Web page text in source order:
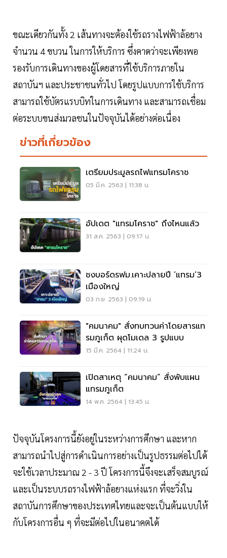
ขณะเดียวกันทั้ง 2 เส้นทางจะต้องใช้รถรางไฟฟ้าล้อยาง
จำนวน 4 ขบวน ในการให้บริการ ซึ่งคาดว่าจะเพียงพอ
รองรับการเดินทางของผู้โดยสารที่ใช้บริการภายใน
สถาบันฯ และประชาชนทั่วไป โดยรูปแบบการใช้บริการ
สามารถใช้บัตรแรบบิทในการเดินทาง และสามารถเชื่อม
ต่อระบบขนส่งมวลชนในปัจจุบันได้อย่างต่อเนื่อง
ข่าวที่เกี่ยวข้อง
เตรียมประมูลรถไฟแทรมโคราช
05 มี.ค. 2563 | 11:38 น.
อัปเดต "แทรมโคราช" ถึงไหนแล้ว
31 ส.ค. 2563 | 09:17 น.
ชงบอร์ดรฟม.เคาะปลายปี ‘แทรม’3
เมืองใหญ่
03 ก.ย. 2563 | 09:19 น.
"คมนาคม" สั่งทบทวนค่าโดยสารแท
รมภูเก็ต ผุดโมเดล 3 รูปแบบ
15 มี.ค. 2564 | 11:24 น.
เปิดสาเหตุ “คมนาคม” สั่งพับแผน
แทรมภูเก็ต
14 พ.ค. 2564 | 13:45 น.
ปัจจุบันโครงการนี้ยังอยู่ในระหว่างการศึกษา และหาก
สามารถนำไปสู่การดำเนินการอย่างเป็นรูปธรรมต่อไปได้
จะใช้เวลาประมาณ 2 - 3 ปี โครงการนี้จึงจะเสร็จสมบูรณ์
และเป็นระบบรถรางไฟฟ้าล้อยางแห่งแรก ที่จะวิ่งใน
สถาบันการศึกษาของประเทศไทยและจะเป็นต้นแบบให้
กับโครงการอื่น ๆ ที่จะมีต่อไปในอนาคตได้